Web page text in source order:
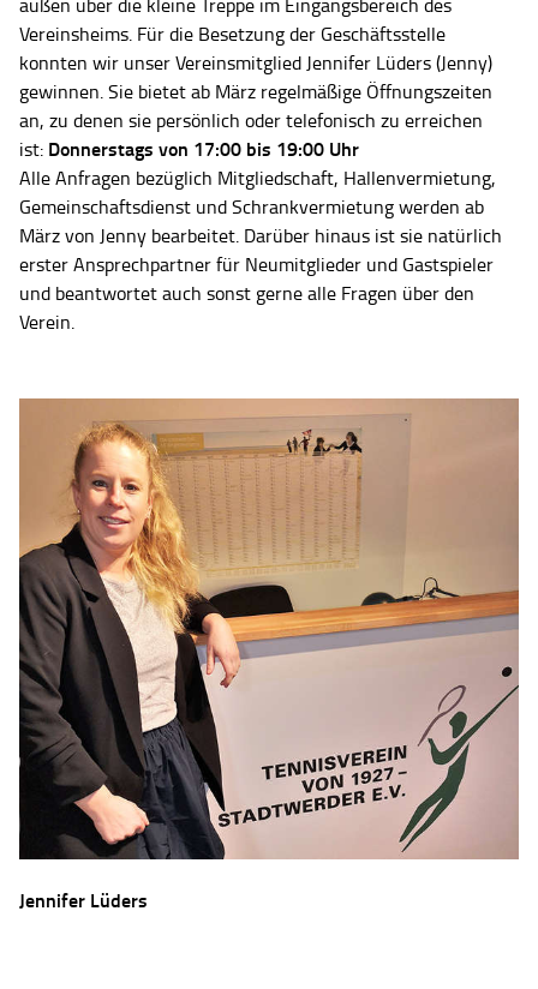
außen über die kleine Treppe im Eingangsbereich des
Vereinsheims. Für die Besetzung der Geschäftsstelle
konnten wir unser Vereinsmitglied Jennifer Lüders (Jenny)
gewinnen. Sie bietet ab März regelmäßige Öffnungszeiten
an, zu denen sie persönlich oder telefonisch zu erreichen
ist: Donnerstags von 17:00 bis 19:00 Uhr
Alle Anfragen bezüglich Mitgliedschaft, Hallenvermietung,
Gemeinschaftsdienst und Schrankvermietung werden ab
März von Jenny bearbeitet. Darüber hinaus ist sie natürlich
erster Ansprechpartner für Neumitglieder und Gastspieler
und beantwortet auch sonst gerne alle Fragen über den
Verein.
Jennifer Lüders